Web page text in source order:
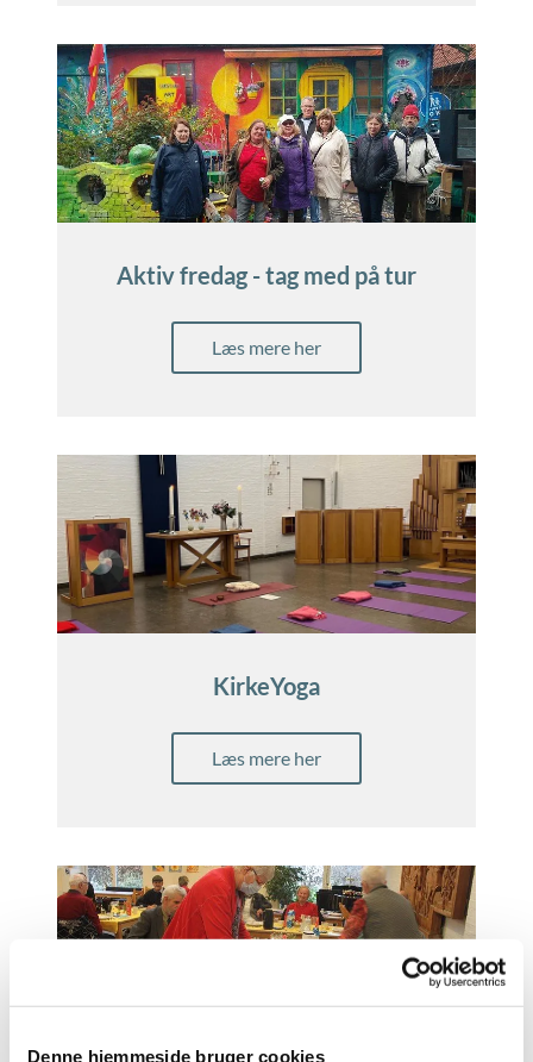
Denne hjemmeside bruger cookies
Aktiv fredag - tag med på tur
Læs mere her
KirkeYoga
Læs mere her